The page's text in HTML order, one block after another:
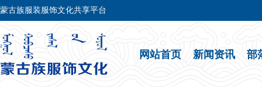
蒙古族服装服饰文化共享平台
网站首页 新闻资讯 部